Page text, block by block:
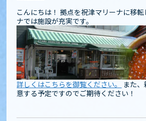
こんにちは！ 拠点を祝津マリーナに移
ナでは施設が充実です。
詳しくはこちらを御覧ください。
また
意する予定ですのでご期待ください！